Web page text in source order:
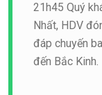
21h45 Quý
Nhất, HDV
đáp chuyến
đến Bắc Kinh.